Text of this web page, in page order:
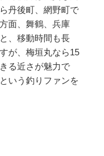
丹後町、網野町で
面、舞鶴、兵庫
、移動時間も長
が、梅垣丸なら15
る近さが魅力で
いう釣りファンを